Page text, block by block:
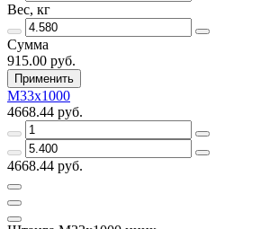
Вес, кг
Сумма
915.00 руб.
Применить
М33х1000
4668.44 руб.
4668.44 руб.